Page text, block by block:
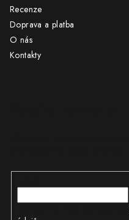
Recenze
Doprava a platba
O nás
Kontakty